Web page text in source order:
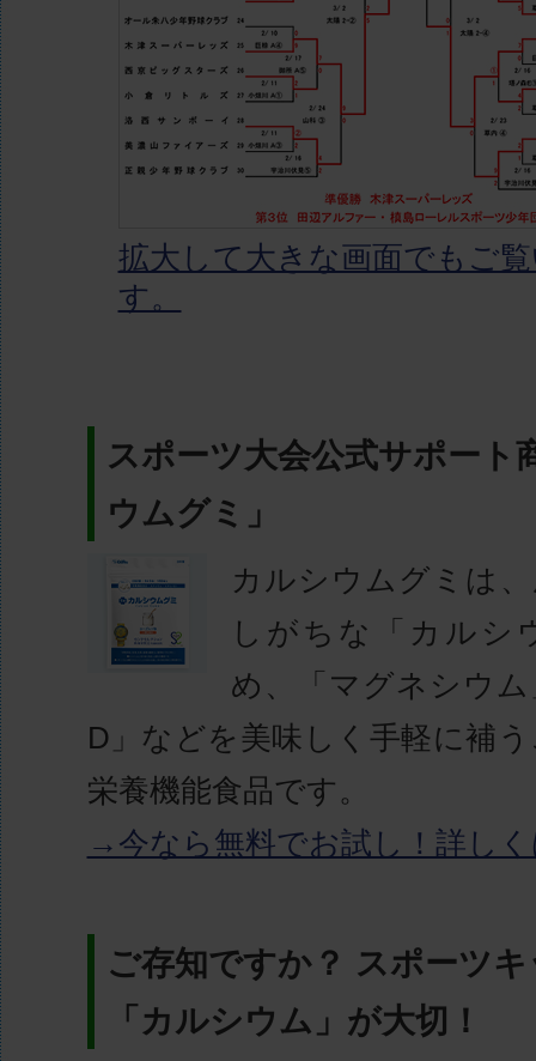
拡大して大きな画面でもご
す。
スポーツ大会公式サポート
ウムグミ」
カルシウムグミは
しがちな「カルシ
め、「マグネシウ
D」などを美味しく手軽に補
栄養機能食品です。
→今なら無料でお試し！詳し
ご存知ですか？ スポーツ
「カルシウム」が大切！